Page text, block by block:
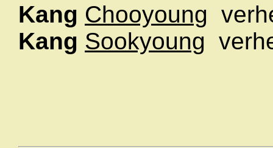
Kang Chooyoung
Kang Sookyoung